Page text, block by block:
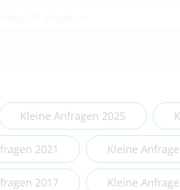
Kleine Anfragen 2025
2021 Kleine
2017 Kleine